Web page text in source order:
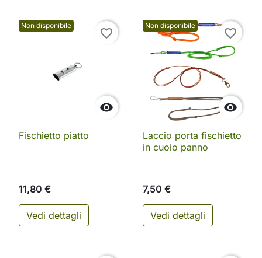
Non disponibile

favorite_border
Fischietto piatto
11,80 €
Vedi dettagli
Non disponibile

favorite_border
Laccio porta fischietto
in cuoio panno
7,50 €
Vedi dettagli